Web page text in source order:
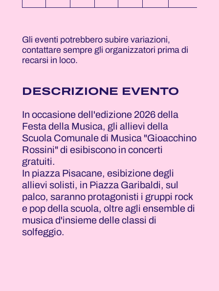
Gli eventi potrebbero subire variazioni,
contattare sempre gli organizzatori prima di
recarsi in loco.
DESCRIZIONE EVENTO
In occasione dell'edizione 2026 della
Festa della Musica, gli allievi della
Scuola Comunale di Musica "Gioacchino
Rossini" di esibiscono in concerti
gratuiti.
In piazza Pisacane, esibizione degli
allievi solisti, in Piazza Garibaldi, sul
palco, saranno protagonisti i gruppi rock
e pop della scuola, oltre agli ensemble di
musica d'insieme delle classi di
solfeggio.